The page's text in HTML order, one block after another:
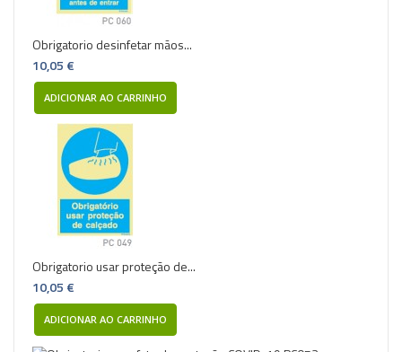
Obrigatorio desinfetar mãos...
10,05 €
ADICIONAR AO CARRINHO
Obrigatorio usar proteção de...
10,05 €
ADICIONAR AO CARRINHO